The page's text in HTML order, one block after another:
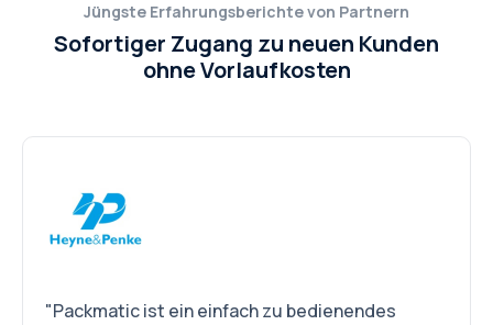
Jüngste Erfahrungsberichte von Partnern
Sofortiger Zugang zu neuen Kunden
ohne Vorlaufkosten
"Packmatic ist ein einfach zu bedienendes